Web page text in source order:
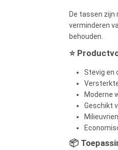
De tassen zijn
verminderen
behouden.
⭐
Stevig en
Moderne
Geschikt
📦